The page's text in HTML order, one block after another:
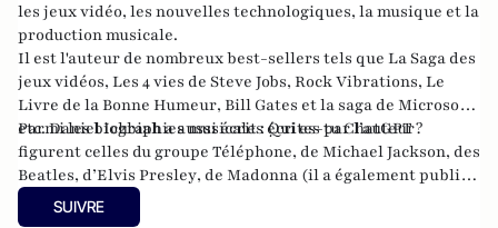
les jeux vidéo, les nouvelles technologiques, la musique et la
production musicale.
Il est l'auteur de nombreux best-sellers tels que La Saga des
jeux vidéos, Les 4 vies de Steve Jobs, Rock Vibrations, Le
Livre de la Bonne Humeur, Bill Gates et la saga de Microsoft,
etc. Daniel Ichbiah a aussi écrit : Qui es-tu ChatGPT ?
Parmi les biographies musicales écrites par l’auteur
figurent celles du groupe Téléphone, de Michael Jackson, des
Beatles, d’Elvis Presley, de Madonna (il a également publié
Les chansons de Madonna
SUIVRE